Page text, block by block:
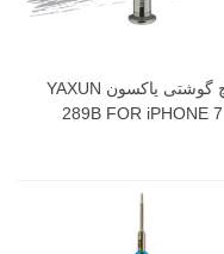
پیچ گوشتی یاکسون YAXUN
289B FOR iPHONE 7